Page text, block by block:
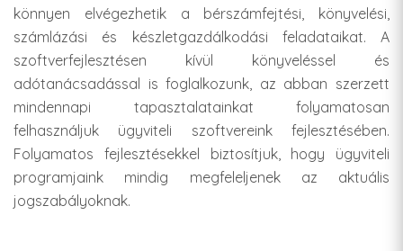
könnyen elvégezhetik a bérszámfejtési, könyvelési,
számlázási és készletgazdálkodási feladataikat. A
szoftverfejlesztésen kívül könyveléssel és
adótanácsadással is foglalkozunk, az abban szerzett
mindennapi tapasztalatainkat folyamatosan
felhasználjuk ügyviteli szoftvereink fejlesztésében.
Folyamatos fejlesztésekkel biztosítjuk, hogy ügyviteli
programjaink mindig megfeleljenek az aktuális
jogszabályoknak.